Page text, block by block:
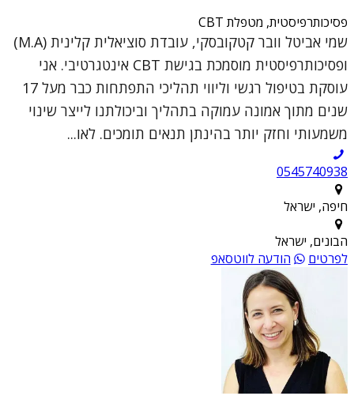
פסיכותרפיסטית, מטפלת CBT
שמי אביטל וובר קטקובסקי, עובדת סוציאלית קלינית (M.A)
ופסיכותרפיסטית מוסמכת בגישת CBT אינטגרטיבי. אני
עוסקת בטיפול רגשי וליווי תהליכי התפתחות כבר מעל 17
שנים מתוך אמונה עמוקה בתהליך וביכולתנו לייצר שינוי
משמעותי וחזק יותר בהינתן תנאים תומכים. לאו...
0545740938
חיפה, ישראל
הבונים, ישראל
לפרטים
הודעה לווטסאפ